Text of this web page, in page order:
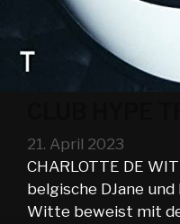
21. April 2023
CHARLOTTE DE
belgische DJane
Witte beweist mit